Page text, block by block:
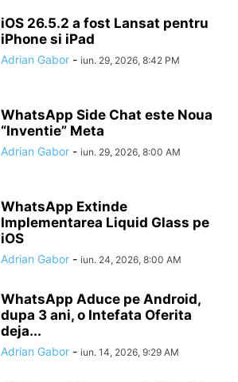
iOS 26.5.2 a fost Lansat pentru
iPhone si iPad
Adrian Gabor - iun. 29, 2026, 8:42 PM
WhatsApp Side Chat este Noua
“Inventie” Meta
Adrian Gabor - iun. 29, 2026, 8:00 AM
WhatsApp Extinde
Implementarea Liquid Glass pe
iOS
Adrian Gabor - iun. 24, 2026, 8:00 AM
WhatsApp Aduce pe Android,
dupa 3 ani, o Intefata Oferita
deja...
Adrian Gabor - iun. 14, 2026, 9:29 AM